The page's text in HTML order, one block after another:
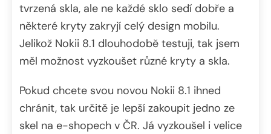
tvrzená skla, ale ne každé sklo sedí dobře a
některé kryty zakryjí celý design mobilu.
Jelikož Nokii 8.1 dlouhodobě testuji, tak jsem
měl možnost vyzkoušet různé kryty a skla.
Pokud chcete svou novou Nokii 8.1 ihned
chránit, tak určitě je lepší zakoupit jedno ze
skel na e-shopech v ČR. Já vyzkoušel i velice